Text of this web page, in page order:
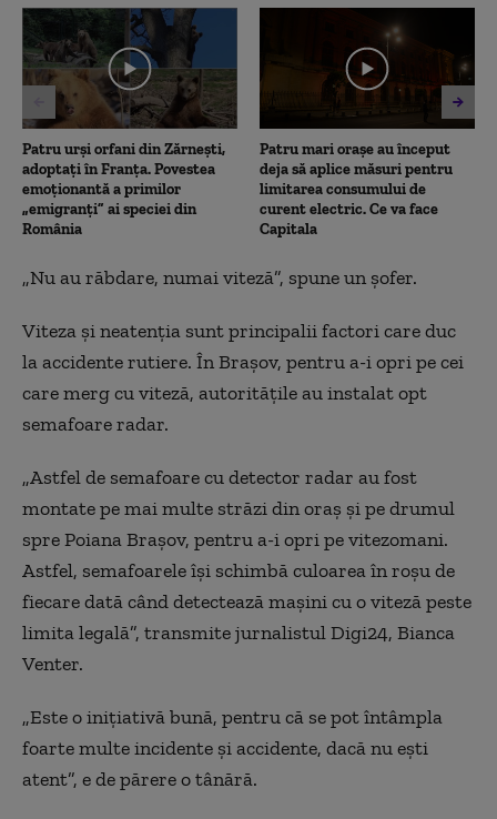
1
minute,
59
seconds
Patru urși orfani din Zărnești,
adoptați în Franța. Povestea
emoționantă a primilor
„emigranți” ai speciei din
România
Patru mari orașe au început
deja să aplice măsuri pentru
limitarea consumului de
curent electric. Ce va face
Capitala
„Nu au răbdare, numai viteză”, spune un șofer.
Viteza și neatenția sunt principalii factori care duc
la accidente rutiere. În Brașov, pentru a-i opri pe cei
care merg cu viteză, autoritățile au instalat opt
semafoare radar.
„Astfel de semafoare cu detector radar au fost
montate pe mai multe străzi din oraș și pe drumul
spre Poiana Brașov, pentru a-i opri pe vitezomani.
Astfel, semafoarele își schimbă culoarea în roșu de
fiecare dată când detectează mașini cu o viteză peste
limita legală”, transmite jurnalistul Digi24, Bianca
Venter.
„Este o inițiativă bună, pentru că se pot întâmpla
foarte multe incidente și accidente, dacă nu ești
atent”, e de părere o tânără.